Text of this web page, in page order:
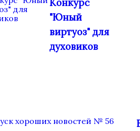
Конкурс
"Юный
виртуоз" для
духовиков